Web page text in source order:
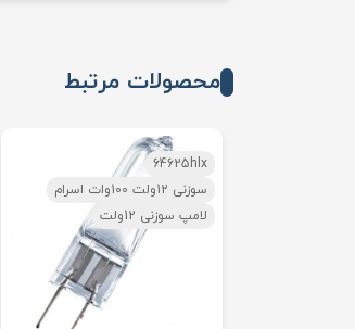
محصولات مرتبط
64625hlx
سوزنی 12ولت 100وات اسرام
لامپ سوزنی 12ولت